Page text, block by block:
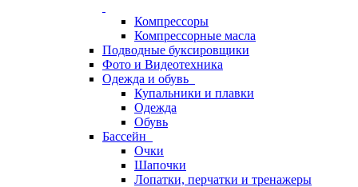
Компрессоры
Компрессорные масла
Подводные буксировщики
Фото и Видеотехника
Одежда и обувь
Купальники и плавки
Одежда
Обувь
Бассейн
Очки
Шапочки
Лопатки, перчатки и тренажеры